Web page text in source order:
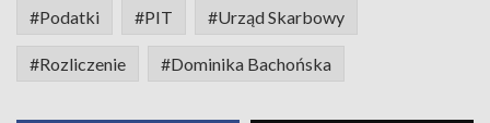
#Podatki #PIT #Urząd Skarbowy
#Rozliczenie #Dominika Bachońska